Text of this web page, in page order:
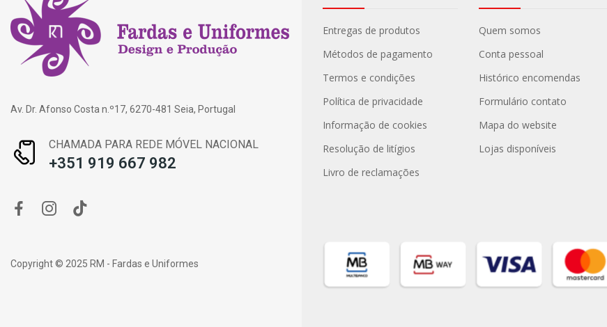
Av. Dr. Afonso Costa n.º17, 6270-481 Seia, Portugal
CHAMADA PARA REDE MÓVEL NACIONAL
+351 919 667 982
Entregas de produtos
Métodos de pagamento
Termos e condições
Política de privacidade
Informação de cookies
Resolução de litígios
Livro de reclamações
Quem somos
Conta pessoal
Histórico encomendas
Formulário contato
Mapa do website
Lojas disponíveis
Copyright © 2025 RM - Fardas e Uniformes